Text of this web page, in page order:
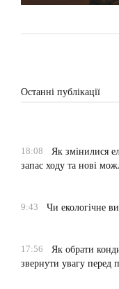
Останні публікації
18:08
Як змінилися
запас ходу та нові
9:43
Чи екологічне
17:56
Як обрати
звернути увагу перед